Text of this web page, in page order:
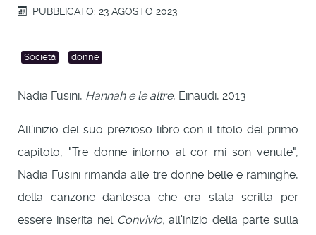
PUBBLICATO: 23 AGOSTO 2023
Società donne
Nadia Fusini, Hannah e le altre, Einaudi, 2013
All'inizio del suo prezioso libro con il titolo del primo
capitolo, "Tre donne intorno al cor mi son venute",
Nadia Fusini rimanda alle tre donne belle e raminghe,
della canzone dantesca che era stata scritta per
essere inserita nel Convivio, all'inizio della parte sulla